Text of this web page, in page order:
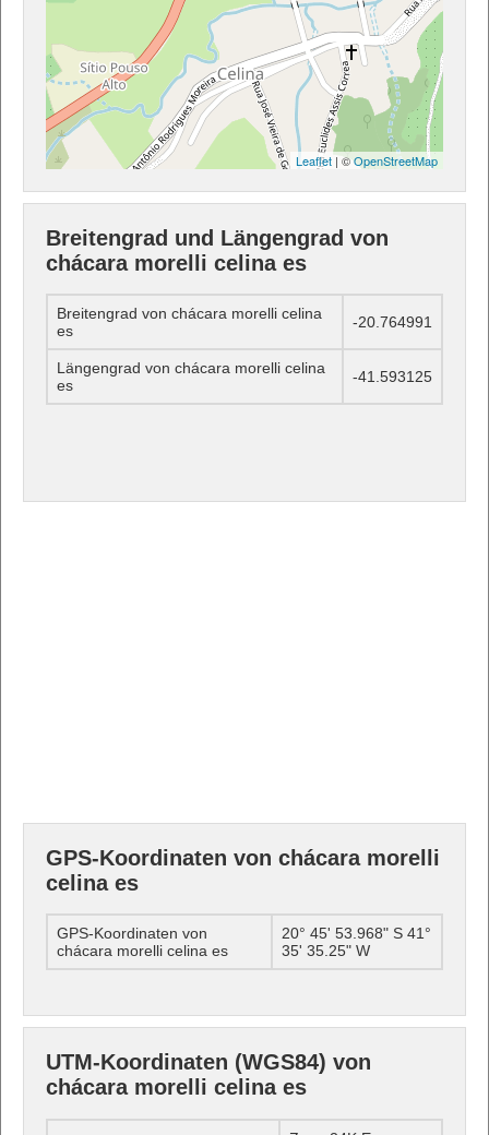
Leaflet | ©OpenStreetMap
Breitengrad und Längengrad von
chácara morelli celina es
Breitengrad von chácara morelli celina
es
-20.764991
Längengrad von chácara morelli celina
es
-41.593125
GPS-Koordinaten von chácara morelli
celina es
GPS-Koordinaten von
chácara morelli celina es
20° 45' 53.968" S 41°
35' 35.25" W
UTM-Koordinaten (WGS84) von
chácara morelli celina es